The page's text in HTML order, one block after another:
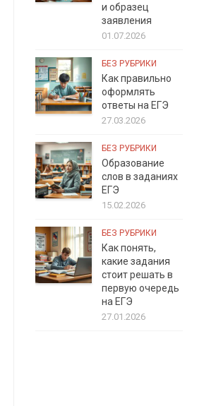
и образец
заявления
01.07.2026
БЕЗ РУБРИКИ
Как правильно
оформлять
ответы на ЕГЭ
27.03.2026
БЕЗ РУБРИКИ
Образование
слов в заданиях
ЕГЭ
15.02.2026
БЕЗ РУБРИКИ
Как понять,
какие задания
стоит решать в
первую очередь
на ЕГЭ
27.01.2026